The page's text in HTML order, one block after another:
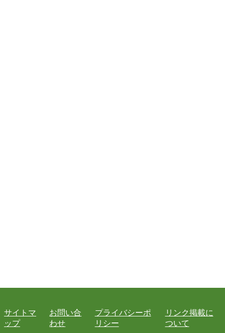
サイトマ
ップ
お問い合
わせ
プライバシーポ
リシー
リンク掲載に
ついて